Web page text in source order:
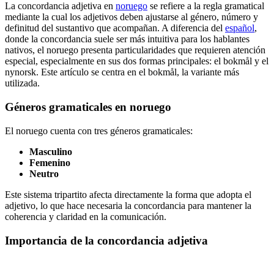
La concordancia adjetiva en noruego se refiere a la regla gramatical
mediante la cual los adjetivos deben ajustarse al género, número y
definitud del sustantivo que acompañan. A diferencia del español,
donde la concordancia suele ser más intuitiva para los hablantes
nativos, el noruego presenta particularidades que requieren atención
especial, especialmente en sus dos formas principales: el bokmål y el
nynorsk. Este artículo se centra en el bokmål, la variante más
utilizada.
Géneros gramaticales en noruego
El noruego cuenta con tres géneros gramaticales:
Masculino
Femenino
Neutro
Este sistema tripartito afecta directamente la forma que adopta el
adjetivo, lo que hace necesaria la concordancia para mantener la
coherencia y claridad en la comunicación.
Importancia de la concordancia adjetiva